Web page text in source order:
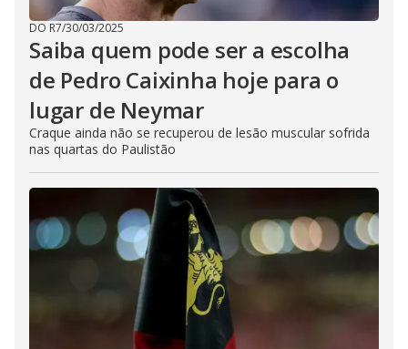
DO R7/30/03/2025
Saiba quem pode ser a escolha
de Pedro Caixinha hoje para o
lugar de Neymar
Craque ainda não se recuperou de lesão muscular sofrida
nas quartas do Paulistão